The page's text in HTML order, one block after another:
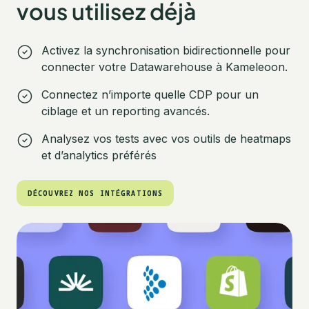
vous utilisez déjà
Activez la synchronisation bidirectionnelle pour
connecter votre Datawarehouse à Kameleoon.
Connectez n’importe quelle CDP pour un
ciblage et un reporting avancés.
Analysez vos tests avec vos outils de heatmaps
et d’analytics préférés
‍DÉCOUVREZ NOS INTÉGRATIONS
‍DÉCOUVREZ NOS INTÉGRATIONS